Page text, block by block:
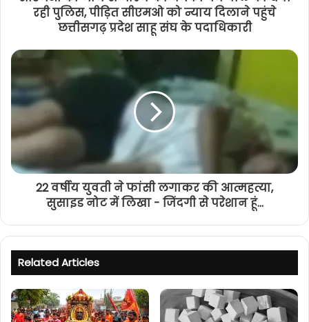
रही पुलिस, पीड़ित सीएमओ को न्याय दिलाने पहुंचे
छत्तीसगढ़ प्रदेश साहू संघ के पदाधिकारी
22 वर्षीय युवती ने फांसी लगाकर की आत्महत्या,
सुसाइड नोट में लिखा - जिंदगी से परेशान हूं...
Related Articles